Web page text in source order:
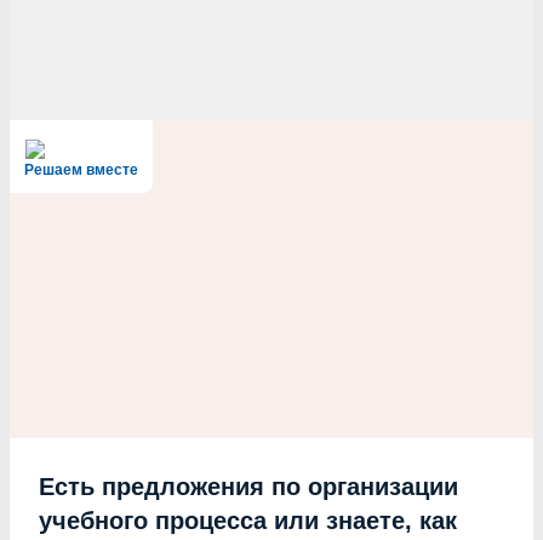
Решаем вместе
Есть предложения по организации
учебного процесса или знаете, как